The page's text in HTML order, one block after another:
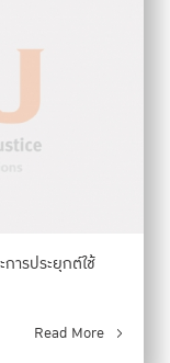
ารประยุกต์ใช้
Read More